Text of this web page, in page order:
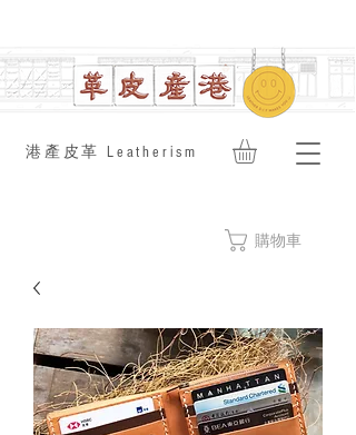
​港產皮革 Leatherism
購物車